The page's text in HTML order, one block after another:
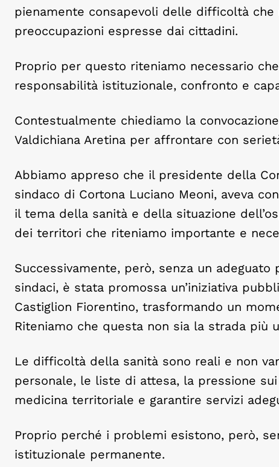
pienamente consapevoli delle difficoltà
preoccupazioni espresse dai cittadini.
Proprio per questo riteniamo necessario
responsabilità istituzionale, confronto e
Contestualmente chiediamo la
Valdichiana Aretina per affrontare con
Abbiamo appreso che il presidente della
sindaco di Cortona Luciano Meoni, aveva
il tema della sanità e della situazione
dei territori che riteniamo importante e
Successivamente, però, senza un
sindaci, è stata promossa un’iniziativa
Castiglion Fiorentino, trasformando un
Riteniamo che questa non sia la strada più
Le difficoltà della sanità sono reali e non
personale, le liste di attesa, la pressione
medicina territoriale e garantire servizi
Proprio perché i problemi esistono, però,
istituzionale permanente.